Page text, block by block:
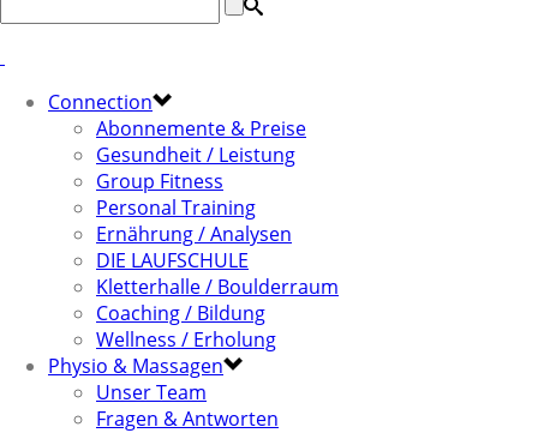
Connection
Abonnemente & Preise
Gesundheit / Leistung
Group Fitness
Personal Training
Ernährung / Analysen
DIE LAUFSCHULE
Kletterhalle / Boulderraum
Coaching / Bildung
Wellness / Erholung
Physio & Massagen
Unser Team
Fragen & Antworten